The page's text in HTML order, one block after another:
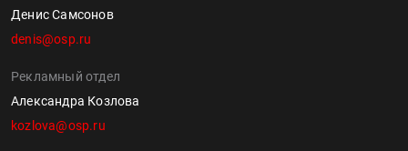
Денис Самсонов
denis@osp.ru
Рекламный отдел
Александра Козлова
kozlova@osp.ru